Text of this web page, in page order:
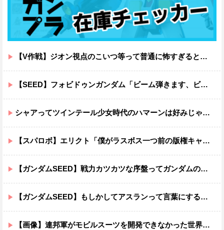
【V作戦】ジオン視点のこいつ等って普通に怖すぎると思う…
【SEED】フォビドゥンガンダム「ビーム弾きます、ビーム曲げられます、空飛びます」←二世代目でこれ出来るのおかしいだろ
シャアってツインテール少女時代のハマーンは好みじゃなかったの？
【スパロボ】エリクト「僕がラスボス一つ前の版権キャラ最後の敵ってちょっと荷が重すぎない？」
【ガンダムSEED】戦力カツカツな序盤ってガンダムの中だと割と珍しい気がする
【ガンダムSEED】もしかしてアスランって言葉にするのが下手なだけでめっちゃいい人なのでは？
【画像】連邦軍がモビルスーツを開発できなかった世界線のガンダムｗｗｗｗｗｗｗ